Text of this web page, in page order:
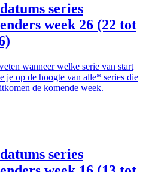
series
week 26 (22 tot
wanneer welke serie van start
je op de hoogte van alle* series die
de komende week.
series